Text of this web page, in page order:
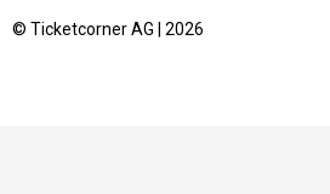
© Ticketcorner AG | 2026